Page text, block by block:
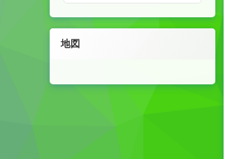
地図